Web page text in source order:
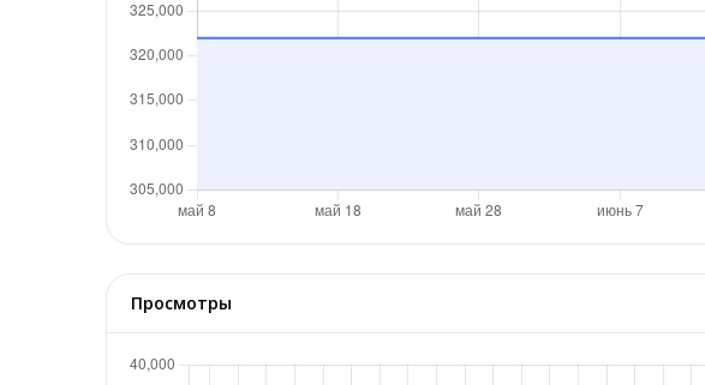
Просмотры